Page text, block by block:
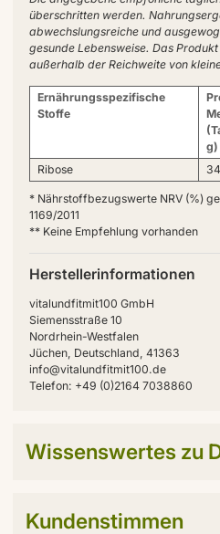
überschritten werden.
abwechslungsreiche und
gesunde Lebensweise. Das
außerhalb der Reichweite von
Ernährungsspezifische
Stoffe
g)
Ribose
* Nährstoffbezugswerte NRV (%)
1169/2011
** Keine Empfehlung vorhanden
Herstellerinformationen
vitalundfitmit100 GmbH
Siemensstraße 10
Nordrhein-Westfalen
Jüchen, Deutschland, 41363
info@vitalundfitmit100.de
Telefon: +49 (0)2164 7038860
Wissenswertes zu
Kundenstimmen